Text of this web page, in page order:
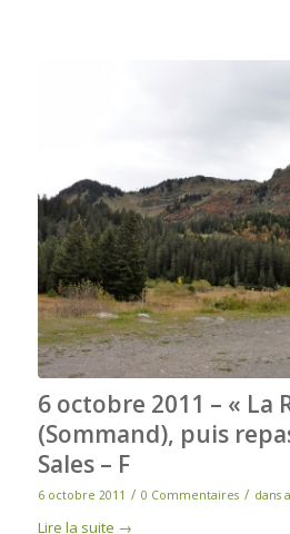
6 octobre 2011 – « La
(Sommand), puis
Sales – F
6 octobre 2011 / 0 Commentaires / dans
Lire la suite →